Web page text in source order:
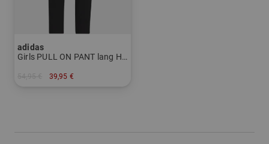
adidas
Girls PULL ON PANT lang Hose
39,95 €